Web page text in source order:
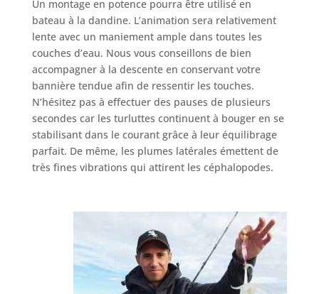
Un montage en potence pourra être utilisé en
bateau à la dandine. L’animation sera relativement
lente avec un maniement ample dans toutes les
couches d’eau. Nous vous conseillons de bien
accompagner à la descente en conservant votre
bannière tendue afin de ressentir les touches.
N’hésitez pas à effectuer des pauses de plusieurs
secondes car les turluttes continuent à bouger en se
stabilisant dans le courant grâce à leur équilibrage
parfait. De même, les plumes latérales émettent de
très fines vibrations qui attirent les céphalopodes.